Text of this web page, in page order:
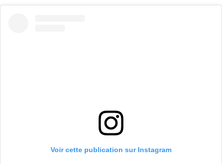
Voir cette publication sur Instagram